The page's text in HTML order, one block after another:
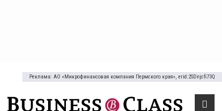
Реклама: АО «Микрофинансовая компания Пермского края», erid:2SDnjcfi73Q